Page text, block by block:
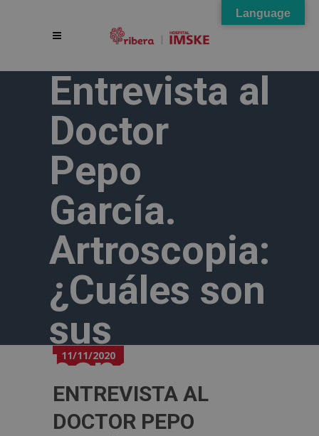
Entrevista al
Doctor
Pepo
García.
Artroscopia:
¿Cuáles son
sus
beneficios?
11/11/2020
ENTREVISTA AL
DOCTOR PEPO
Language